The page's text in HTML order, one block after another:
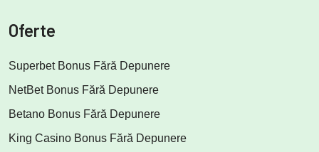
Oferte
Superbet Bonus Fără Depunere
NetBet Bonus Fără Depunere
Betano Bonus Fără Depunere
King Casino Bonus Fără Depunere